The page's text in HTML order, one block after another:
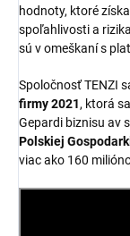
hodnoty, ktoré
spoľahlivosti a
sú v omeškaní s
Spoločnosť TENZI
firmy 2021, ktorá
Gepardi biznisu av
Polskiej
viac ako 160